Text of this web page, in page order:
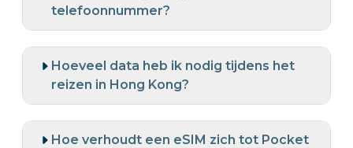
telefoonnummer?
Hoeveel data heb ik nodig tijdens het
reizen in Hong Kong?
Hoe verhoudt een eSIM zich tot Pocket